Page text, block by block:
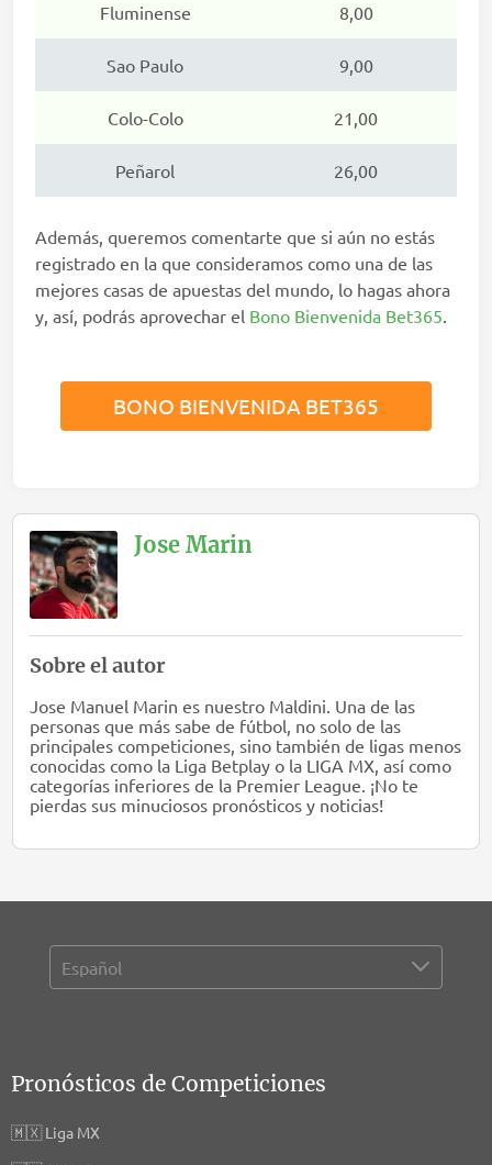
Fluminense 8,00
Sao Paulo 9,00
Colo-Colo 21,00
Peñarol 26,00
Además, queremos comentarte que si aún no estás
registrado en la que consideramos como una de las
mejores casas de apuestas del mundo, lo hagas ahora
y, así, podrás aprovechar el Bono Bienvenida Bet365.
BONO BIENVENIDA BET365
Jose Marin
Sobre el autor
Jose Manuel Marin es nuestro Maldini. Una de las
personas que más sabe de fútbol, no solo de las
principales competiciones, sino también de ligas menos
conocidas como la Liga Betplay o la LIGA MX, así como
categorías inferiores de la Premier League. ¡No te
pierdas sus minuciosos pronósticos y noticias!
Pronósticos de Competiciones
🇲🇽Liga MX